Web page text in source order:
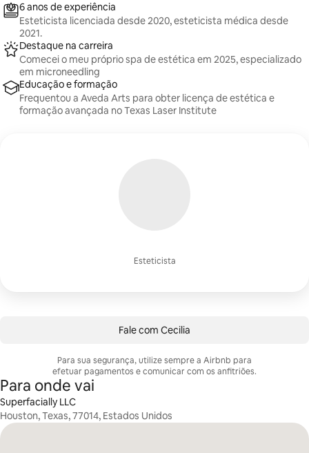
Esteticista
6 anos de experiência
Esteticista licenciada desde 2020, esteticista médica desde
2021.
Destaque na carreira
Comecei o meu próprio spa de estética em 2025, especializado
em microneedling
Educação e formação
Frequentou a Aveda Arts para obter licença de estética e
formação avançada no Texas Laser Institute
Fale com Cecilia
Para sua segurança, utilize sempre a Airbnb para
efetuar pagamentos e comunicar com os anfitriões.
Para onde vai
Superfacially LLC
Houston, Texas, 77014, Estados Unidos